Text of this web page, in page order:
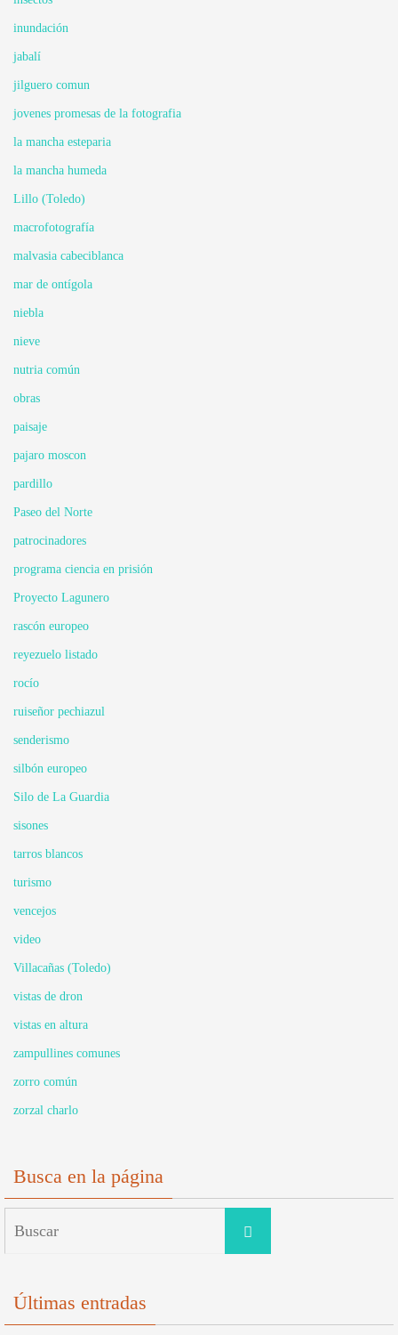
inundación
jabalí
jilguero comun
jovenes promesas de la fotografia
la mancha esteparia
la mancha humeda
Lillo (Toledo)
macrofotografía
malvasia cabeciblanca
mar de ontígola
niebla
nieve
nutria común
obras
paisaje
pajaro moscon
pardillo
Paseo del Norte
patrocinadores
programa ciencia en prisión
Proyecto Lagunero
rascón europeo
reyezuelo listado
rocío
ruiseñor pechiazul
senderismo
silbón europeo
Silo de La Guardia
sisones
tarros blancos
turismo
vencejos
video
Villacañas (Toledo)
vistas de dron
vistas en altura
zampullines comunes
zorro común
zorzal charlo
Busca en la página
Buscar
Últimas entradas